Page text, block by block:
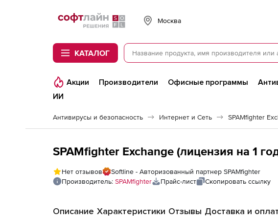
Softline
Москва
КАТАЛОГ
Акции Производители Офисные программы
ИИ
Антивирусы и безопасность Интернет и Сеть SPAMfighter
SPAMfighter Exchange (лицензия на 1
Нет отзывов
Softline - Авторизованный партнер SPAMfighter
Производитель: SPAMfighter Прайс-лист Скопировать ссылку
Описание Характеристики Отзывы Доставка и